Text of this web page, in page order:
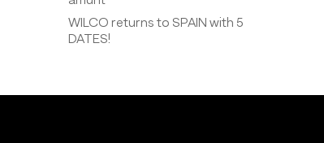
WILCO returns to SPAIN with 5
DATES!